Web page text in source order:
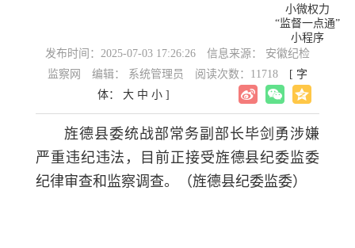
发布时间：2025-07-03 17:26:26
信息来源： 安徽纪检
监察网
编辑： 系统管理员 阅读次数：11718
[ 字
体： 大 中 小]
旌德县委统战部常务副部长毕剑勇涉嫌
严重违纪违法，目前正接受旌德县纪委监委
纪律审查和监察调查。（旌德县纪委监委）
小微权力
“监督一点通”
小程序